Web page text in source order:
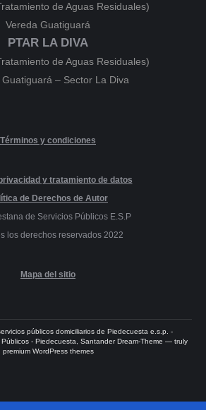
de Aguas Residuales)
Vereda Guatiguará
PTAR LA DIVA
de Aguas Residuales)
Guatiguará – Sector La Diva
Términos y condiciones
y tratamiento de datos
de Derechos de Autor
de Servicios Públicos E.S.P
los derechos reservados 2022
Mapa del sitio
públicos domiciliarios de Piedecuesta e.s.p. -
- Piedecuesta, Santander Dream-Theme — truly
premium WordPress themes